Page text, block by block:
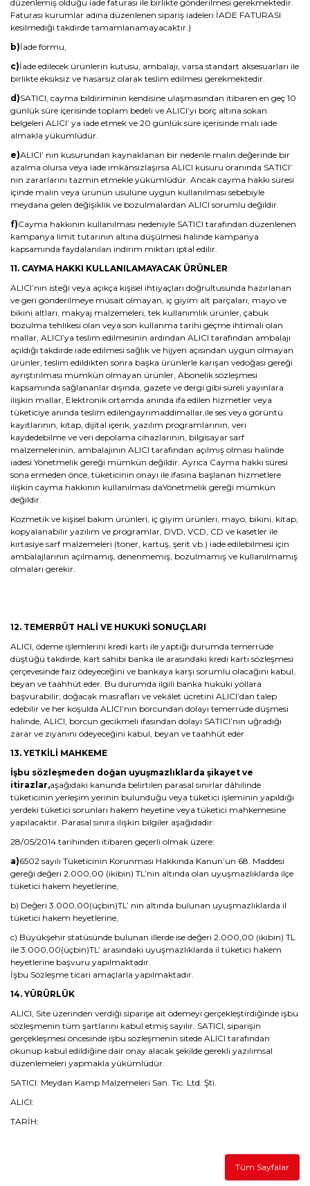
düzenlemiş olduğu iade faturası ile birlikte gönderilmesi gerekmektedir.
Faturası kurumlar adına düzenlenen sipariş iadeleri İADE FATURASI
kesilmediği takdirde tamamlanamayacaktır.)
b)İade formu,
c)İade edilecek ürünlerin kutusu, ambalajı, varsa standart aksesuarları ile
birlikte eksiksiz ve hasarsız olarak teslim edilmesi gerekmektedir.
d)SATICI, cayma bildiriminin kendisine ulaşmasından itibaren en geç 10
günlük süre içerisinde toplam bedeli ve ALICI’yı borç altına sokan
belgeleri ALICI’ ya iade etmek ve 20 günlük süre içerisinde malı iade
almakla yükümlüdür.
e)ALICI’ nın kusurundan kaynaklanan bir nedenle malın değerinde bir
azalma olursa veya iade imkânsızlaşırsa ALICI kusuru oranında SATICI’
nın zararlarını tazmin etmekle yükümlüdür. Ancak cayma hakkı süresi
içinde malın veya ürünün usulüne uygun kullanılması sebebiyle
meydana gelen değişiklik ve bozulmalardan ALICI sorumlu değildir.
f)Cayma hakkının kullanılması nedeniyle SATICI tarafından düzenlenen
kampanya limit tutarının altına düşülmesi halinde kampanya
kapsamında faydalanılan indirim miktarı iptal edilir.
11. CAYMA HAKKI KULLANILAMAYACAK ÜRÜNLER
ALICI’nın isteği veya açıkça kişisel ihtiyaçları doğrultusunda hazırlanan
ve geri gönderilmeye müsait olmayan, iç giyim alt parçaları, mayo ve
bikini altları, makyaj malzemeleri, tek kullanımlık ürünler, çabuk
bozulma tehlikesi olan veya son kullanma tarihi geçme ihtimali olan
mallar, ALICI’ya teslim edilmesinin ardından ALICI tarafından ambalajı
açıldığı takdirde iade edilmesi sağlık ve hijyen açısından uygun olmayan
ürünler, teslim edildikten sonra başka ürünlerle karışan vedoğası gereği
ayrıştırılması mümkün olmayan ürünler, Abonelik sözleşmesi
kapsamında sağlananlar dışında, gazete ve dergi gibi süreli yayınlara
ilişkin mallar, Elektronik ortamda anında ifa edilen hizmetler veya
tüketiciye anında teslim edilengayrimaddimallar,ile ses veya görüntü
kayıtlarının, kitap, dijital içerik, yazılım programlarının, veri
kaydedebilme ve veri depolama cihazlarının, bilgisayar sarf
malzemelerinin, ambalajının ALICI tarafından açılmış olması halinde
iadesi Yönetmelik gereği mümkün değildir. Ayrıca Cayma hakkı süresi
sona ermeden önce, tüketicinin onayı ile ifasına başlanan hizmetlere
ilişkin cayma hakkının kullanılması daYönetmelik gereği mümkün
değildir.
Kozmetik ve kişisel bakım ürünleri, iç giyim ürünleri, mayo, bikini, kitap,
kopyalanabilir yazılım ve programlar, DVD, VCD, CD ve kasetler ile
kırtasiye sarf malzemeleri (toner, kartuş, şerit vb.) iade edilebilmesi için
ambalajlarının açılmamış, denenmemiş, bozulmamış ve kullanılmamış
olmaları gerekir.
12. TEMERRÜT HALİ VE HUKUKİ SONUÇLARI
ALICI, ödeme işlemlerini kredi kartı ile yaptığı durumda temerrüde
düştüğü takdirde, kart sahibi banka ile arasındaki kredi kartı sözleşmesi
çerçevesinde faiz ödeyeceğini ve bankaya karşı sorumlu olacağını kabul,
beyan ve taahhüt eder. Bu durumda ilgili banka hukuki yollara
başvurabilir; doğacak masrafları ve vekâlet ücretini ALICI’dan talep
edebilir ve her koşulda ALICI’nın borcundan dolayı temerrüde düşmesi
halinde, ALICI, borcun gecikmeli ifasından dolayı SATICI’nın uğradığı
zarar ve ziyanını ödeyeceğini kabul, beyan ve taahhüt eder
13. YETKİLİ MAHKEME
İşbu sözleşmeden doğan uyuşmazlıklarda şikayet ve
itirazlar,aşağıdaki kanunda belirtilen parasal sınırlar dâhilinde
tüketicinin yerleşim yerinin bulunduğu veya tüketici işleminin yapıldığı
yerdeki tüketici sorunları hakem heyetine veya tüketici mahkemesine
yapılacaktır. Parasal sınıra ilişkin bilgiler aşağıdadır:
28/05/2014 tarihinden itibaren geçerli olmak üzere:
a)6502 sayılı Tüketicinin Korunması Hakkında Kanun’un 68. Maddesi
gereği değeri 2.000,00 (ikibin) TL’nin altında olan uyuşmazlıklarda ilçe
tüketici hakem heyetlerine,
b) Değeri 3.000,00(üçbin)TL’ nin altında bulunan uyuşmazlıklarda il
tüketici hakem heyetlerine,
c) Büyükşehir statüsünde bulunan illerde ise değeri 2.000,00 (ikibin) TL
ile 3.000,00(üçbin)TL’ arasındaki uyuşmazlıklarda il tüketici hakem
heyetlerine başvuru yapılmaktadır.
İşbu Sözleşme ticari amaçlarla yapılmaktadır.
14. YÜRÜRLÜK
ALICI, Site üzerinden verdiği siparişe ait ödemeyi gerçekleştirdiğinde işbu
sözleşmenin tüm şartlarını kabul etmiş sayılır. SATICI, siparişin
gerçekleşmesi öncesinde işbu sözleşmenin sitede ALICI tarafından
okunup kabul edildiğine dair onay alacak şekilde gerekli yazılımsal
düzenlemeleri yapmakla yükümlüdür.
SATICI: Meydan Kamp Malzemeleri San. Tic. Ltd. Şti.
ALICI:
TARİH:
Tüm Sayfalar